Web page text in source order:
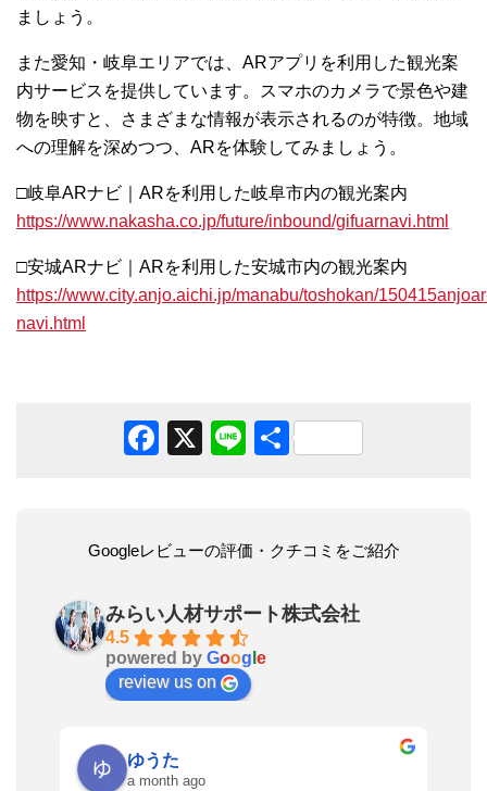
ましょう。
また愛知・岐阜エリアでは、ARアプリを利用した観光案
内サービスを提供しています。スマホのカメラで景色や建
物を映すと、さまざまな情報が表示されるのが特徴。地域
への理解を深めつつ、ARを体験してみましょう。
□岐阜ARナビ｜ARを利用した岐阜市内の観光案内
https://www.nakasha.co.jp/future/inbound/gifuarnavi.html
□安城ARナビ｜ARを利用した安城市内の観光案内
https://www.city.anjo.aichi.jp/manabu/toshokan/
navi.html
Facebook
X Line共
Googleレビューの評価・クチコミをご紹介
みらい人材サポート株式会社
4.5
powered by Goog e
review us on
ゆうた
a month ago